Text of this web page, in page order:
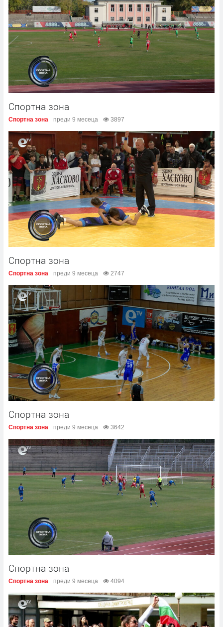
Спортна зона
Спортна зона преди 9 месеца 3897
Спортна зона
Спортна зона преди 9 месеца 2747
Спортна зона
Спортна зона преди 9 месеца 3642
Спортна зона
Спортна зона преди 9 месеца 4094